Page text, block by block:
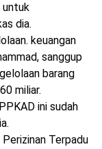
untuk
dia.
keuangan
sanggup
barang
miliar.
ini sudah
Terpadu